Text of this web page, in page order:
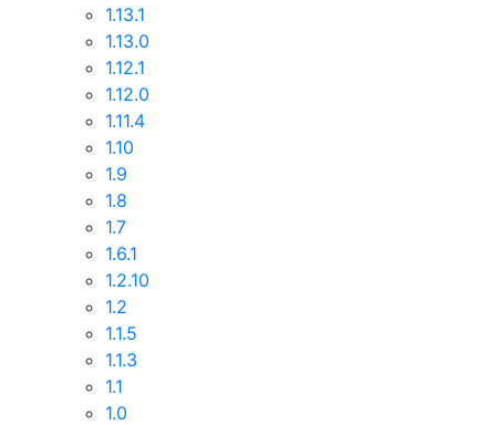
1.13.1
1.13.0
1.12.1
1.12.0
1.11.4
1.10
1.9
1.8
1.7
1.6.1
1.2.10
1.2
1.1.5
1.1.3
1.1
1.0